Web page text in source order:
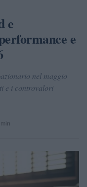
e
e
nel maggio
e i controvalori
min